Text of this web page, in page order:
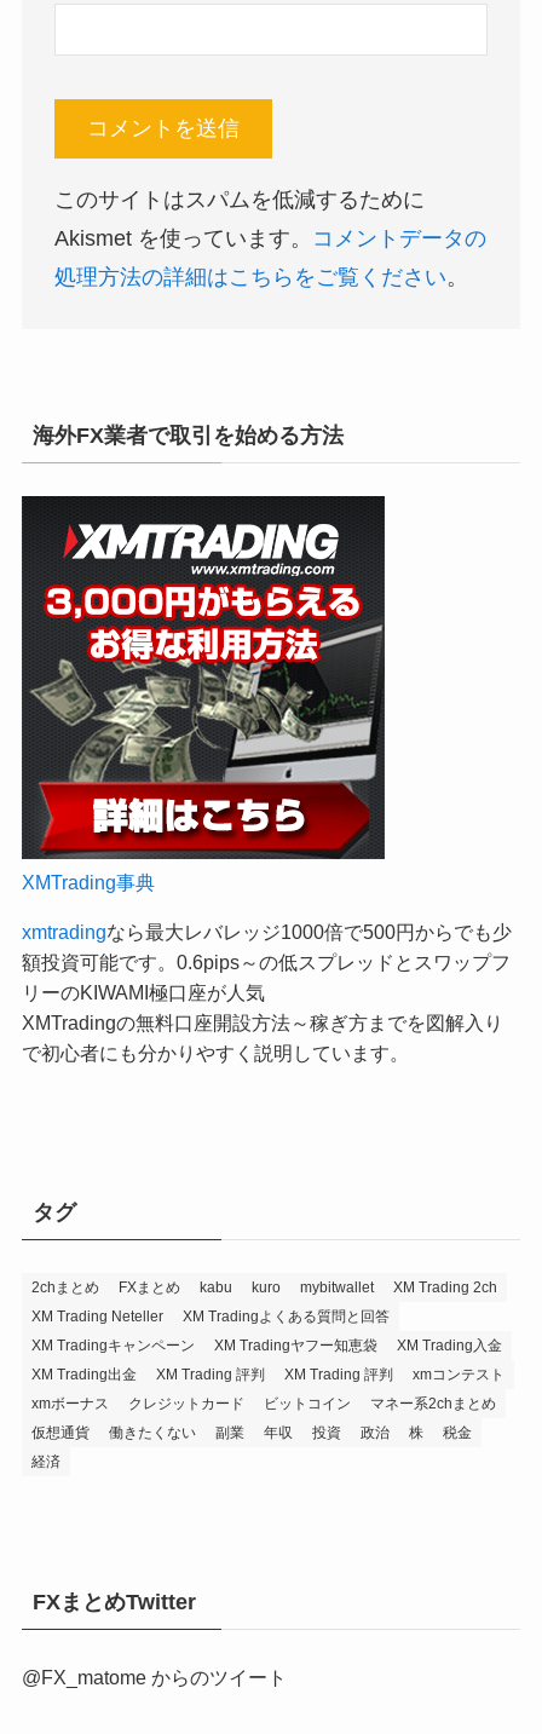
このサイトはスパムを低減するために
Akismet を使っています。
コメントデータの
処理方法の詳細はこちらをご覧ください。
海外FX業者で取引を始める方法
XMTrading事典
xmtradingなら最大レバレッジ1000倍で500円からでも少
額投資可能です。0.6pips～の低スプレッドとスワップフ
リーのKIWAMI極口座が人気
XMTradingの無料口座開設方法～稼ぎ方までを図解入り
で初心者にも分かりやすく説明しています。
タグ
2chまとめ FXまとめ kabu kuro mybitwallet
XM Trading 2ch
XM Trading Neteller
XM Tradingよくある質問と回答
XM Tradingキャンペーン
XM Tradingヤフー知恵袋
XM Trading入金
XM Trading出金
XM Trading 評判 XM Trading 評判
xmコンテスト
xmボーナス
クレジットカード ビットコイン
マネー系2chまとめ
仮想通貨
働きたくない 副業 年収 投資 政治 株
税金
経済
FXまとめTwitter
@FX_matome からのツイート